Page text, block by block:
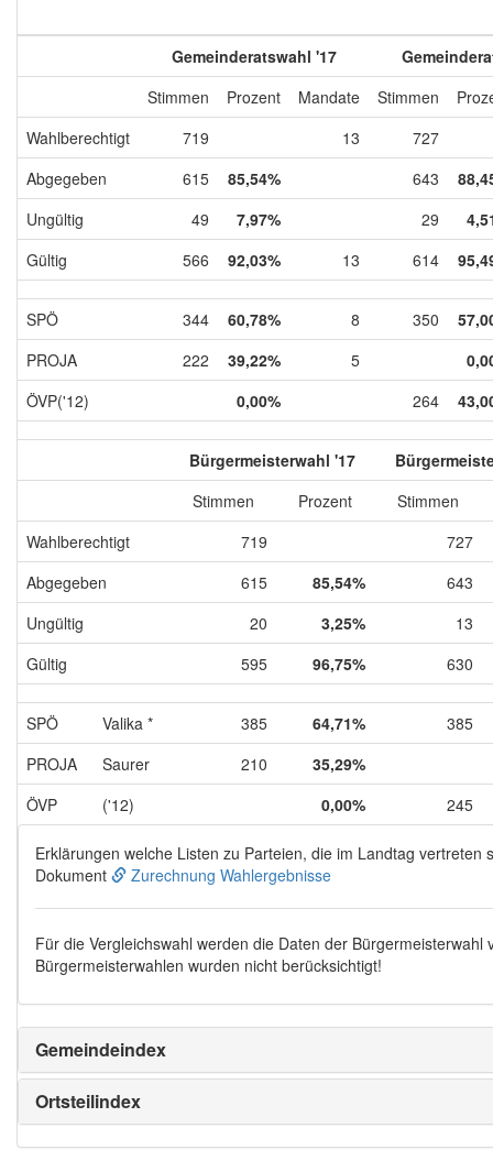
Gemeinderatswahl '17
Stimmen
Prozent Mandate Stimmen
Wahlberechtigt
719 13
727
Abgegeben
615 85,54% 643
Ungültig
49 7,97% 29
Gültig
566 92,03% 13 614
SPÖ 344 60,78% 8 350
PROJA
222 39,22% 5
ÖVP('12)
0,00% 264
Bürgermeisterwahl '17
Stimmen
Prozent
Stimmen
Wahlberechtigt
719
727
Abgegeben
615 85,54%
643
Ungültig
20 3,25%
13
Gültig
595 96,75% 630
SPÖ Valika * 385 64,71%
385
PROJA
Saurer 210
35,29%
ÖVP
('12) 0,00% 245
Erklärungen welche Listen zu Parteien, die im Landtag vertreten
Dokument
Zurechnung Wahlergebnisse
Für die Vergleichswahl werden die Daten der Bürgermeisterwahl
Bürgermeisterwahlen wurden nicht berücksichtigt!
Gemeindeindex
Ortsteilindex